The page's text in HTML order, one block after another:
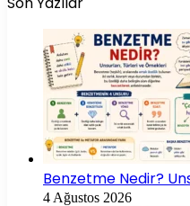
Benzetme Nedir?
4 Ağustos 2026